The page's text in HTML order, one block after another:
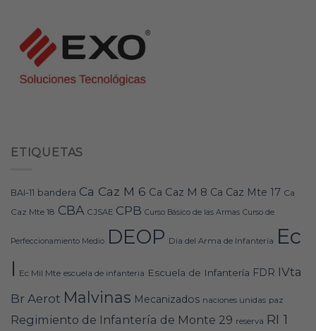
ETIQUETAS
BAI-11 bandera Ca Caz M 6 Ca Caz M 8 Ca Caz Mte 17 Ca
Caz Mte 18 CBA CJSAE CPB Curso Básico de las Armas Curso de
Perfeccionamiento Medio DEOP Día del Arma de Infantería Ec
I Ec Mil Mte escuela de infanteria Escuela de Infantería FDR IVta
Br Aerot Malvinas Mecanizados naciones unidas paz
Regimiento de Infantería de Monte 29 reserva RI 1